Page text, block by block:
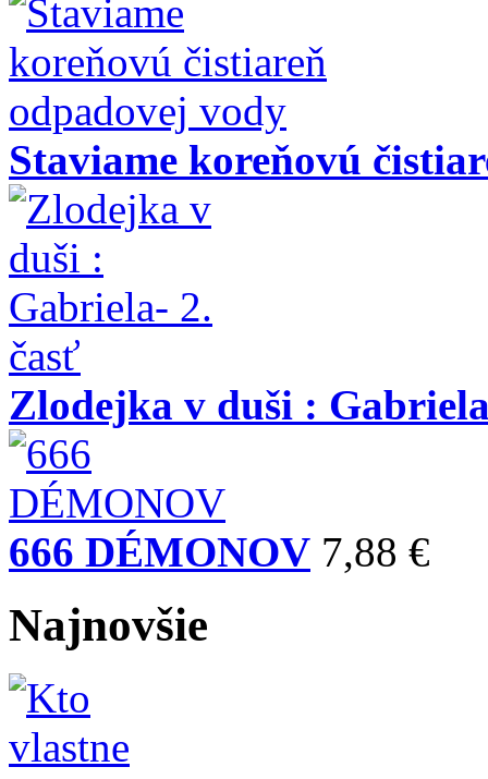
Staviame koreňovú
Zlodejka v duši :
666 DÉMONOV 7,88 €
Najnovšie